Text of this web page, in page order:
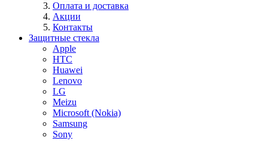
Оплата и доставка
Акции
Контакты
Защитные стекла
Apple
HTC
Huawei
Lenovo
LG
Meizu
Microsoft (Nokia)
Samsung
Sony